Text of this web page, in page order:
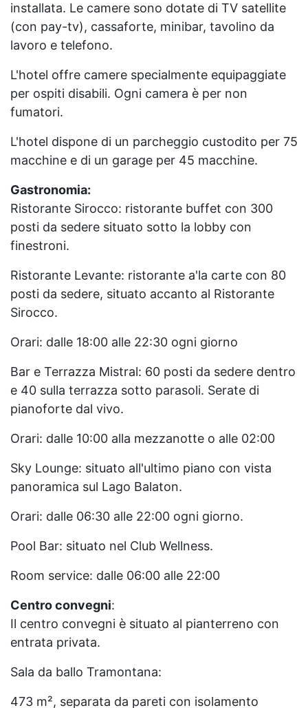
installata. Le camere sono dotate di TV satellite
(con pay-tv), cassaforte, minibar, tavolino da
lavoro e telefono.
L'hotel offre camere specialmente equipaggiate
per ospiti disabili. Ogni camera è per non
fumatori.
L'hotel dispone di un parcheggio custodito per 75
macchine e di un garage per 45 macchine.
Gastronomia:
Ristorante Sirocco: ristorante buffet con 300
posti da sedere situato sotto la lobby con
finestroni.
Ristorante Levante: ristorante a'la carte con 80
posti da sedere, situato accanto al Ristorante
Sirocco.
Orari: dalle 18:00 alle 22:30 ogni giorno
Bar e Terrazza Mistral: 60 posti da sedere dentro
e 40 sulla terrazza sotto parasoli. Serate di
pianoforte dal vivo.
Orari: dalle 10:00 alla mezzanotte o alle 02:00
Sky Lounge: situato all'ultimo piano con vista
panoramica sul Lago Balaton.
Orari: dalle 06:30 alle 22:00 ogni giorno.
Pool Bar: situato nel Club Wellness.
Room service: dalle 06:00 alle 22:00
Centro convegni:
Il centro convegni è situato al pianterreno con
entrata privata.
Sala da ballo Tramontana:
473 m², separata da pareti con isolamento